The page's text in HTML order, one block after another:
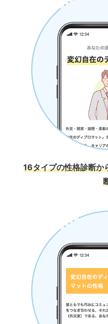
16タイプの性格診断か